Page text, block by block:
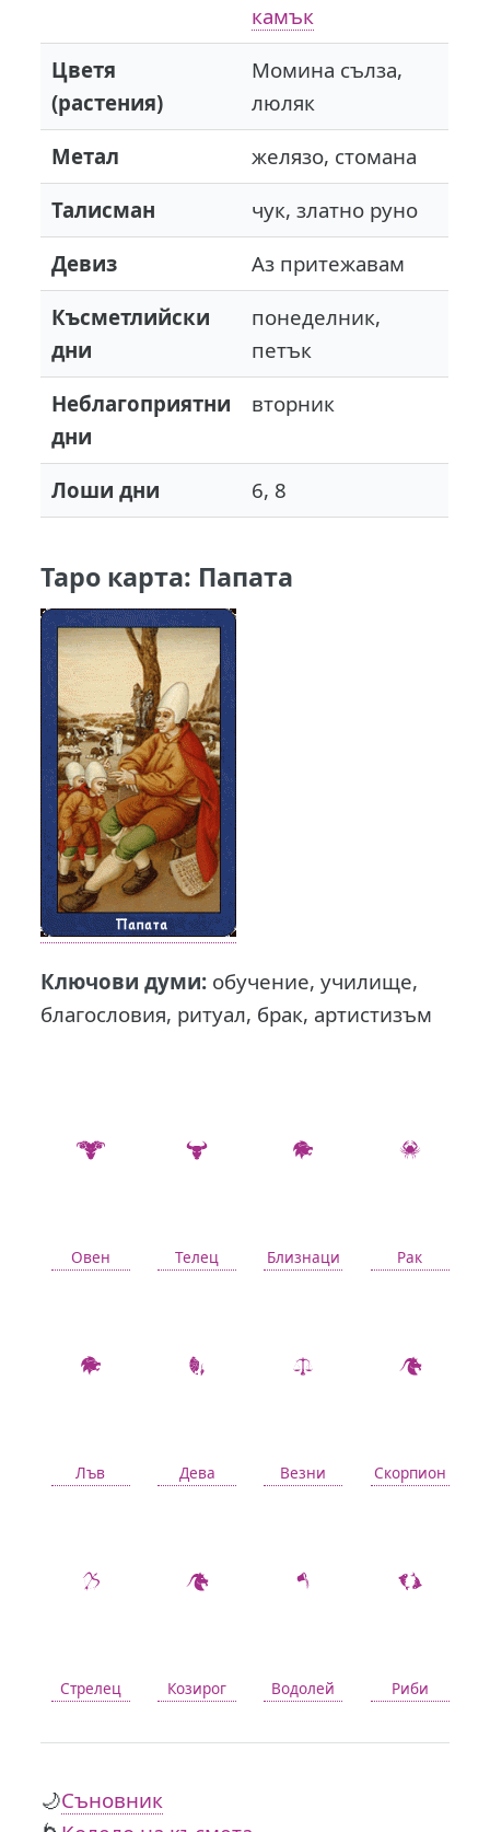
камък
Цветя
(растения)
Момина сълза,
люляк
Метал
желязо, стомана
Талисман
чук, златно руно
Девиз
Аз притежавам
Късметлийски
дни
понеделник,
петък
Неблагоприятни
дни
вторник
Лоши дни 6, 8
Таро карта: Папата
Ключови думи: обучение, училище,
благословия, ритуал, брак, артистизъм
Овен Телец Близнаци Рак
Лъв Дева Везни Скорпион
Стрелец Козирог Водолей Риби
🌙Съновник